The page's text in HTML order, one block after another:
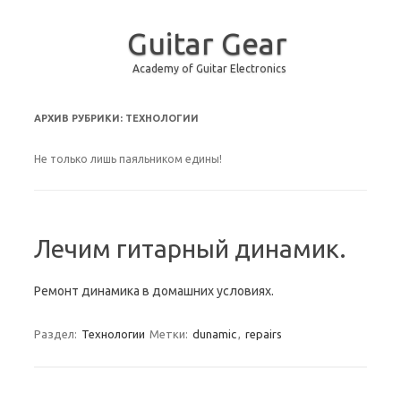
Guitar Gear
Academy of Guitar Electronics
АРХИВ РУБРИКИ: ТЕХНОЛОГИИ
Не только лишь паяльником едины!
Лечим гитарный динамик.
Ремонт динамика в домашних условиях.
Раздел: Технологии Метки: dunamic, repairs